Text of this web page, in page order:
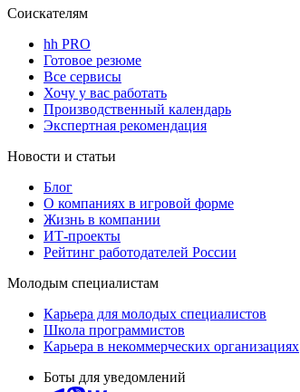
Соискателям
hh PRO
Готовое резюме
Все сервисы
Хочу у вас работать
Производственный календарь
Экспертная рекомендация
Новости и статьи
Блог
О компаниях в игровой форме
Жизнь в компании
ИТ-проекты
Рейтинг работодателей России
Молодым специалистам
Карьера для молодых специалистов
Школа программистов
Карьера в некоммерческих организациях
Боты для уведомлений